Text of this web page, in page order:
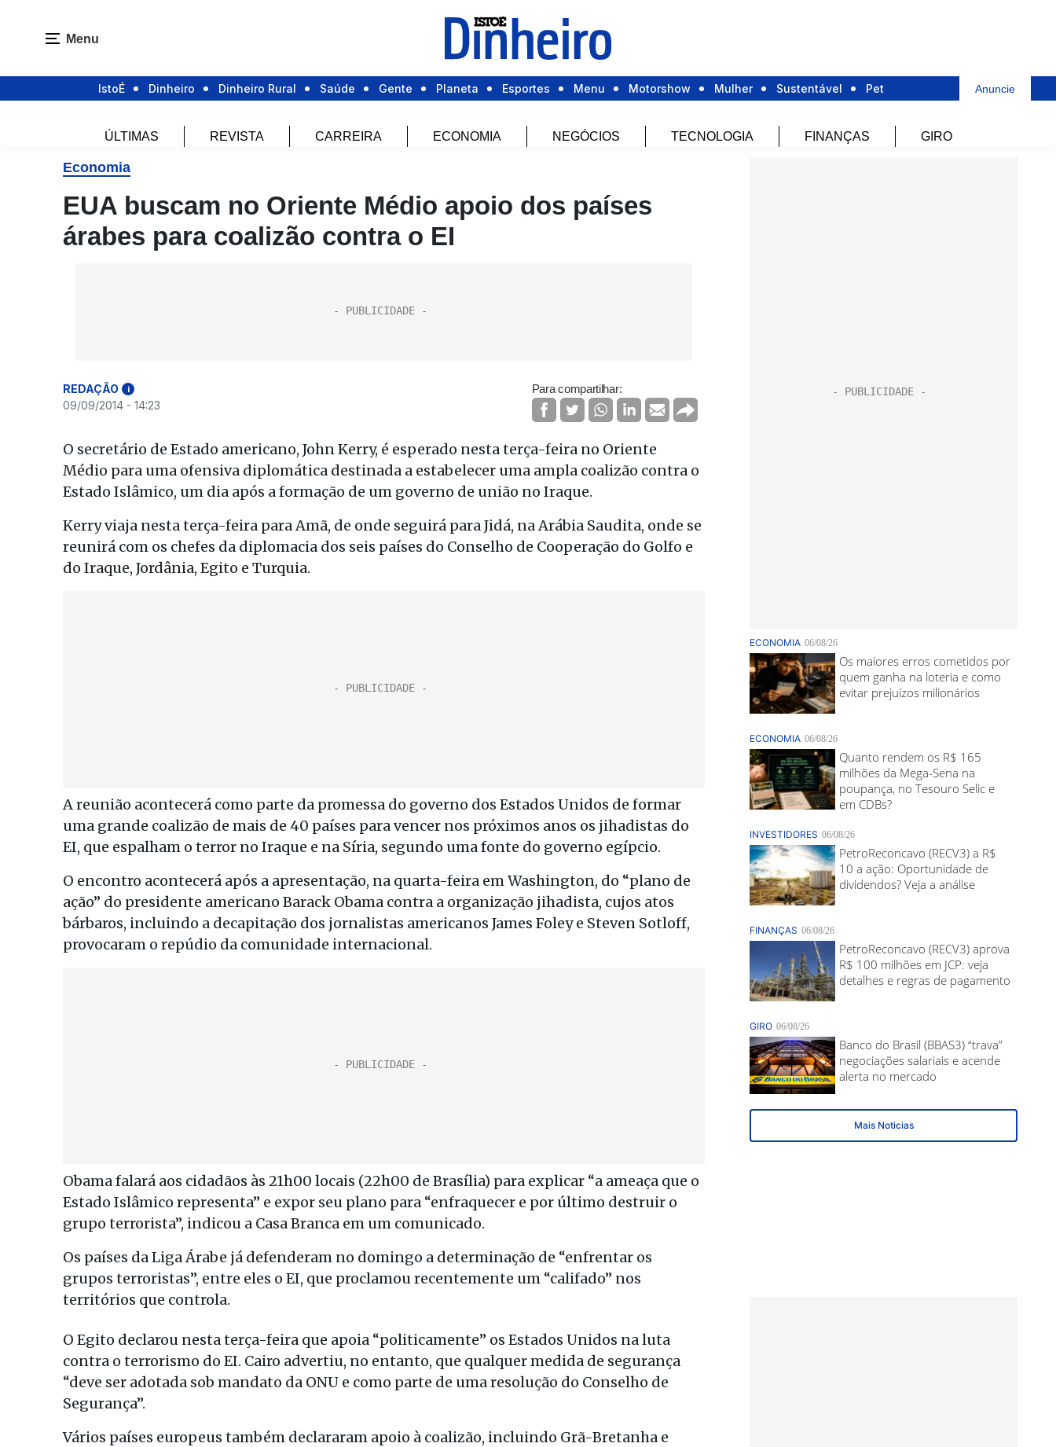
Menu
IstoÉ Dinheiro Dinheiro Rural Saúde Gente Planeta Esportes Menu Motorshow Mulher Sustentável Pet Anuncie
ÚLTIMAS REVISTA CARREIRA ECONOMIA NEGÓCIOS TECNOLOGIA FINANÇAS GIRO
Economia
EUA buscam no Oriente Médio apoio dos países
árabes para coalizão contra o EI
REDAÇÃO i
09/09/2014 - 14:23
Para compartilhar:
O secretário de Estado americano, John Kerry, é esperado nesta terça-feira no Oriente
Médio para uma ofensiva diplomática destinada a estabelecer uma ampla coalizão contra o
Estado Islâmico, um dia após a formação de um governo de união no Iraque.
Kerry viaja nesta terça-feira para Amã, de onde seguirá para Jidá, na Arábia Saudita, onde se
reunirá com os chefes da diplomacia dos seis países do Conselho de Cooperação do Golfo e
do Iraque, Jordânia, Egito e Turquia.
A reunião acontecerá como parte da promessa do governo dos Estados Unidos de formar
uma grande coalizão de mais de 40 países para vencer nos próximos anos os jihadistas do
EI, que espalham o terror no Iraque e na Síria, segundo uma fonte do governo egípcio.
O encontro acontecerá após a apresentação, na quarta-feira em Washington, do “plano de
ação” do presidente americano Barack Obama contra a organização jihadista, cujos atos
bárbaros, incluindo a decapitação dos jornalistas americanos James Foley e Steven Sotloff,
provocaram o repúdio da comunidade internacional.
Obama falará aos cidadãos às 21h00 locais (22h00 de Brasília) para explicar “a ameaça que o
Estado Islâmico representa” e expor seu plano para “enfraquecer e por último destruir o
grupo terrorista”, indicou a Casa Branca em um comunicado.
Os países da Liga Árabe já defenderam no domingo a determinação de “enfrentar os
grupos terroristas”, entre eles o EI, que proclamou recentemente um “califado” nos
territórios que controla.
O Egito declarou nesta terça-feira que apoia “politicamente” os Estados Unidos na luta
contra o terrorismo do EI. Cairo advertiu, no entanto, que qualquer medida de segurança
“deve ser adotada sob mandato da ONU e como parte de uma resolução do Conselho de
Segurança”.
Vários países europeus também declararam apoio à coalizão, incluindo Grã-Bretanha e